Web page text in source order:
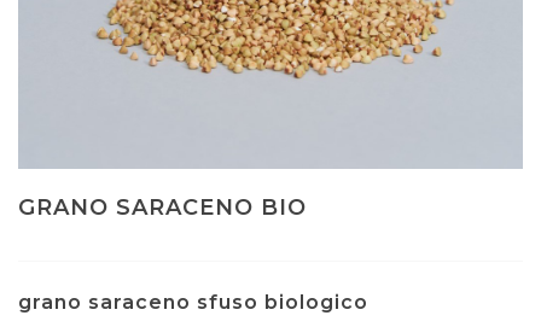
GRANO SARACENO BIO
grano saraceno sfuso biologico